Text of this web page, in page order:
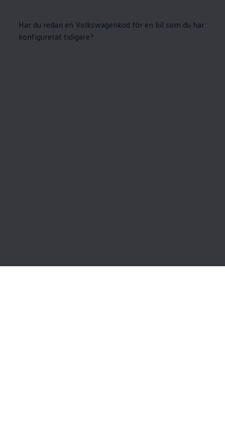
Har du redan en Volkswagenkod för en bil som du har
konfigurerat tidigare?